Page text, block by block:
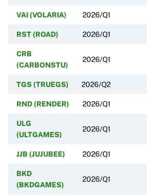
VAI (VOLARIA) 2026/Q1
RST (ROAD) 2026/Q1
CRB
(CARBONSTU)
2026/Q1
TGS (TRUEGS) 2026/Q2
RND (RENDER) 2026/Q1
ULG
(ULTGAMES)
2026/Q1
JJB (JUJUBEE) 2026/Q1
BKD
(BKDGAMES)
2026/Q1